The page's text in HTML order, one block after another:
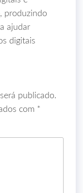
produzindo
ajudar
digitais
publicado.
com *